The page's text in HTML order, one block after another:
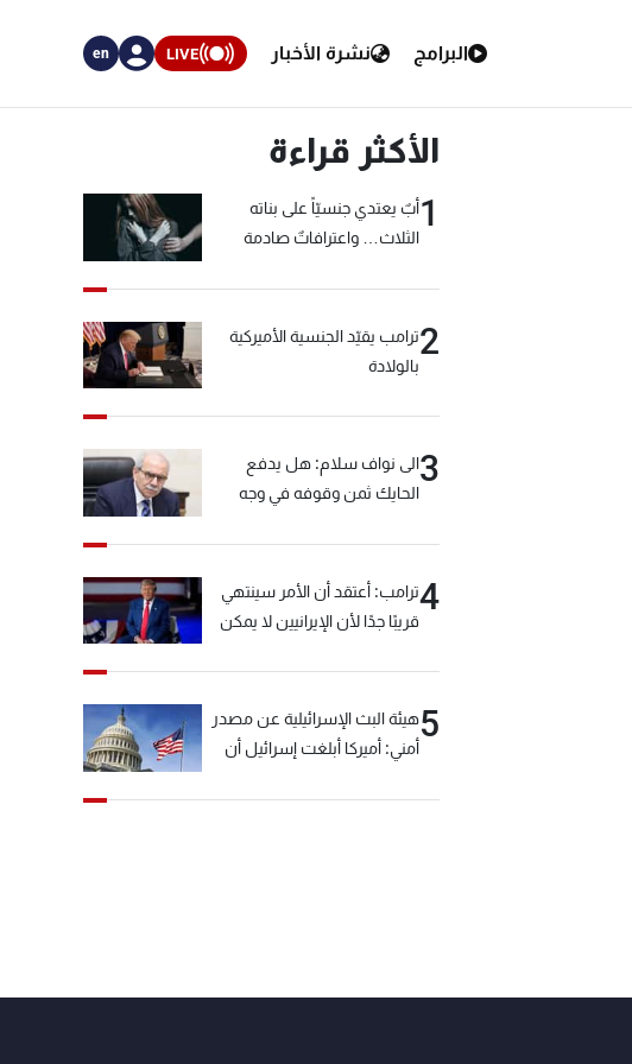
البرامج نشرة الأخبار LIVE
en
الأكثر قراءة
1أبٌ يعتدي جنسيّاً على بناته
الثلاث… واعترافاتٌ صادمة
2ترامب يقيّد الجنسية الأميركية
بالولادة
3الى نواف سلام: هل يدفع
الحايك ثمن وقوفه في وجه
4ترامب: أعتقد أن الأمر سينتهي
قريبًا جدًا لأن الإيرانيين لا يمكن
5هيئة البث الإسرائيلية عن مصدر
أمني: أميركا أبلغت إسرائيل أن